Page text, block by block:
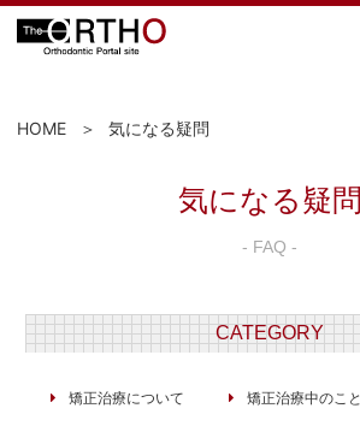
HOME 気になる疑問
気になる疑問
- FAQ -
CATEGORY
矯正治療について 矯正治療中のこと